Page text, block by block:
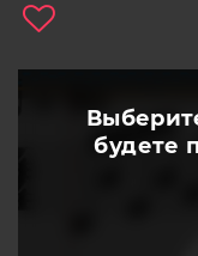
будете